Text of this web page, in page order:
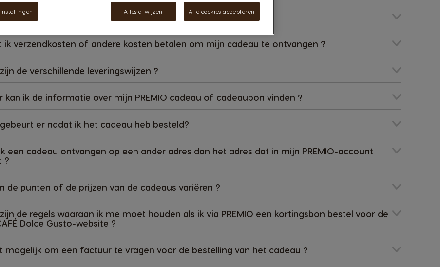
kan ik mijn cadeaus laten bezorgen ?
ik verzendkosten of andere kosten betalen om mijn cadeau te ontvangen ?
de verschillende leveringswijzen ?
kan ik de informatie over mijn PREMIO cadeau of cadeaubon vinden ?
er nadat ik het cadeau heb besteld?
een cadeau ontvangen op een ander adres dan het adres dat in mijn PREMIO-account
?
de punten of de prijzen van de cadeaus variëren ?
de regels waaraan ik me moet houden als ik via PREMIO een kortingsbon bestel voor de
Dolce Gusto-website ?
mogelijk om een factuur te vragen voor de bestelling van het cadeau ?
Alles afwijzen Alle cookies accepteren
instellingen